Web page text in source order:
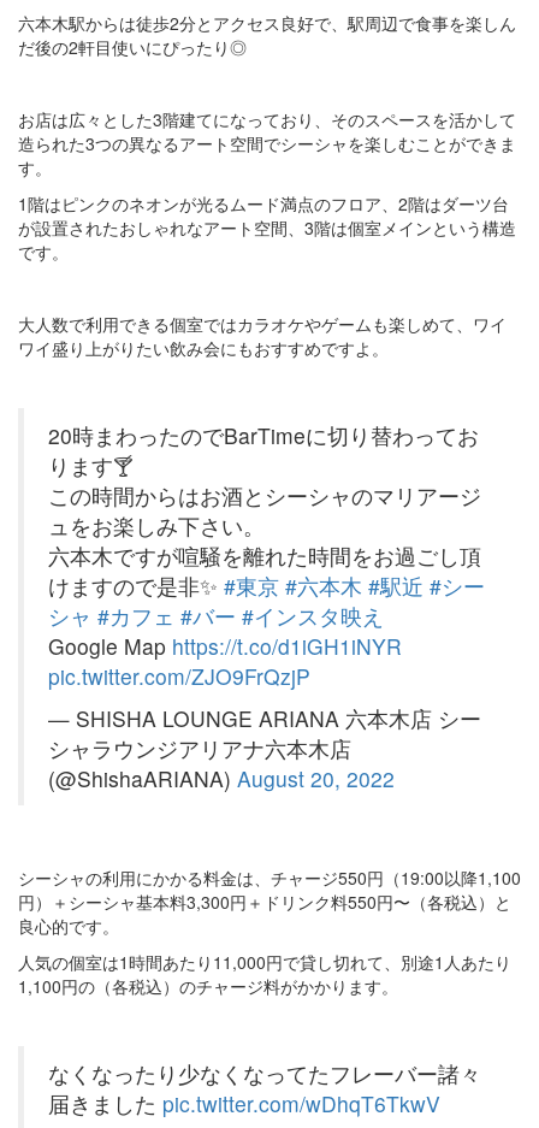
六本木駅からは徒歩2分とアクセス良好で、駅周辺で食事を楽しん
だ後の2軒目使いにぴったり◎
お店は広々とした3階建てになっており、そのスペースを活かして
造られた3つの異なるアート空間でシーシャを楽しむことができま
す。
1階はピンクのネオンが光るムード満点のフロア、2階はダーツ台
が設置されたおしゃれなアート空間、3階は個室メインという構造
です。
大人数で利用できる個室ではカラオケやゲームも楽しめて、ワイ
ワイ盛り上がりたい飲み会にもおすすめですよ。
20時まわったのでBarTimeに切り替わってお
ります🍸
この時間からはお酒とシーシャのマリアージ
ュをお楽しみ下さい。
六本木ですが喧騒を離れた時間をお過ごし頂
けますので是非✨ #東京 #六本木 #駅近 #シー
シャ #カフェ #バー #インスタ映え
Google Map https://t.co/d1iGH1iNYR
pic.twitter.com/ZJO9FrQzjP
— SHISHA LOUNGE ARIANA 六本木店 シー
シャラウンジアリアナ六本木店
(@ShishaARIANA) August 20, 2022
シーシャの利用にかかる料金は、チャージ550円（19:00以降1,100
円）＋シーシャ基本料3,300円＋ドリンク料550円〜（各税込）と
良心的です。
人気の個室は1時間あたり11,000円で貸し切れて、別途1人あたり
1,100円の（各税込）のチャージ料がかかります。
なくなったり少なくなってたフレーバー諸々
届きました pic.twitter.com/wDhqT6TkwV